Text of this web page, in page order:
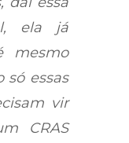
ela já
mesmo
só essas
vir
CRAS